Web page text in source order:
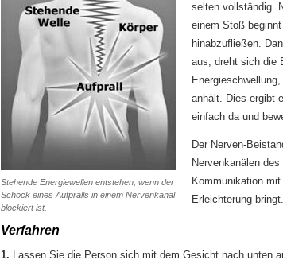
Stehende Energiewellen entstehen, wenn der
Schock eines Aufpralls in einem Nervenkanal
blockiert ist.
selten vollständig.
einem Stoß
hinabzufließen.
aus, dreht sich die
anhält. Dies ergibt
einfach da und
Der Nerven-
Nervenkanälen
Kommunikation
Erleichterung bringt.
Verfahren
1. Lassen Sie die Person sich mit dem Gesicht nach unten